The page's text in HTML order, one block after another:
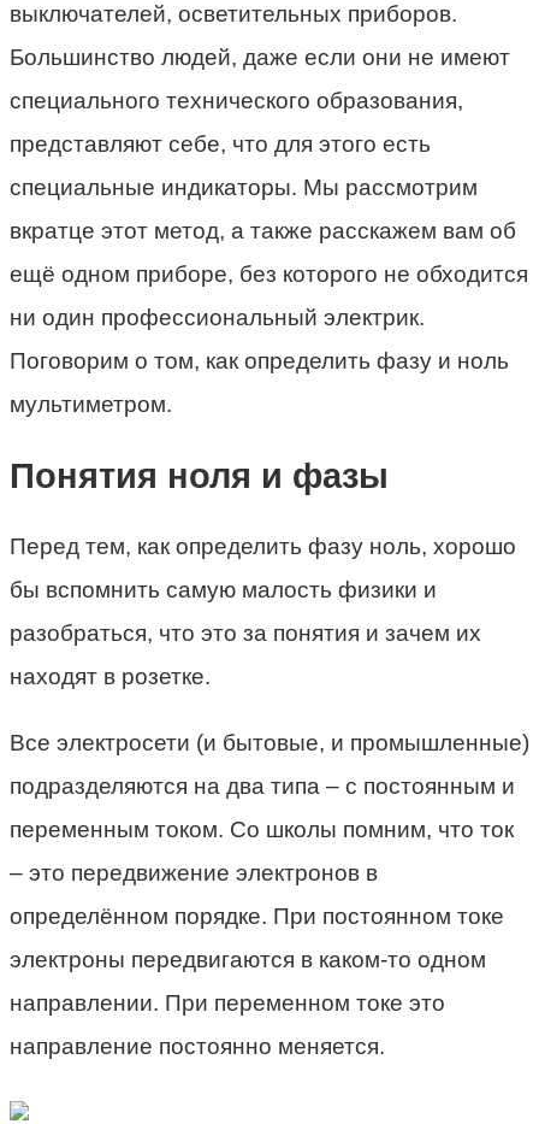
выключателей, осветительных приборов.
Большинство людей, даже если они не имеют
специального технического образования,
представляют себе, что для этого есть
специальные индикаторы. Мы рассмотрим
вкратце этот метод, а также расскажем вам об
ещё одном приборе, без которого не обходится
ни один профессиональный электрик.
Поговорим о том, как определить фазу и ноль
мультиметром.
Понятия ноля и фазы
Перед тем, как определить фазу ноль, хорошо
бы вспомнить самую малость физики и
разобраться, что это за понятия и зачем их
находят в розетке.
Все электросети (и бытовые, и промышленные)
подразделяются на два типа – с постоянным и
переменным током. Со школы помним, что ток
– это передвижение электронов в
определённом порядке. При постоянном токе
электроны передвигаются в каком-то одном
направлении. При переменном токе это
направление постоянно меняется.